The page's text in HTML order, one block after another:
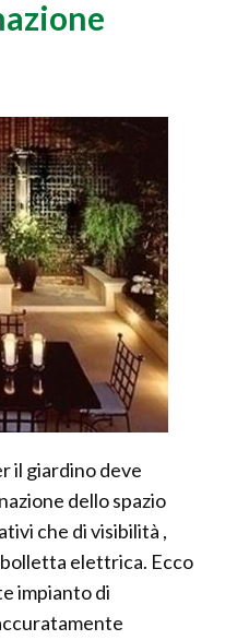
il giardino deve
dello spazio
che di visibilità ,
elettrica. Ecco
impianto di